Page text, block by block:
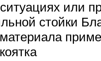
или
стойки
материала